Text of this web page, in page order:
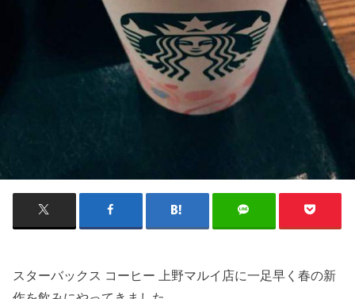
スターバックス コーヒー 上野マルイ店に一足早く春の新